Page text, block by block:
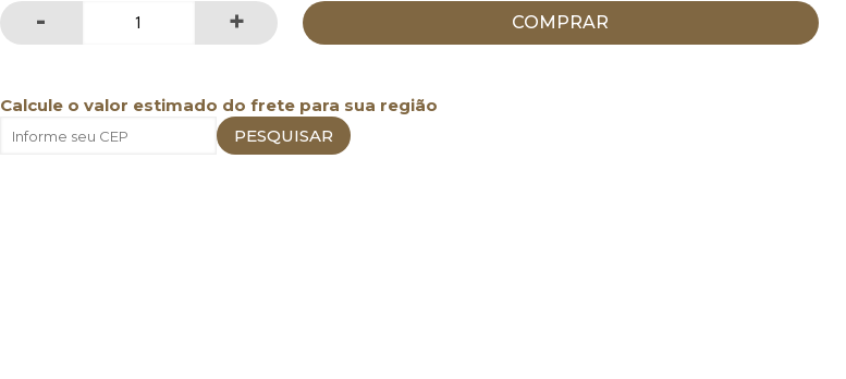
- + COMPRAR
Calcule o valor estimado do frete para sua região